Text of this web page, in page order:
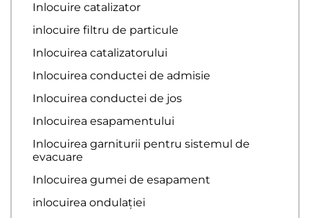
Inlocuire catalizator
inlocuire filtru de particule
Inlocuirea catalizatorului
Inlocuirea conductei de admisie
Inlocuirea conductei de jos
Inlocuirea esapamentului
Inlocuirea garniturii pentru sistemul de
evacuare
Inlocuirea gumei de esapament
inlocuirea ondulației